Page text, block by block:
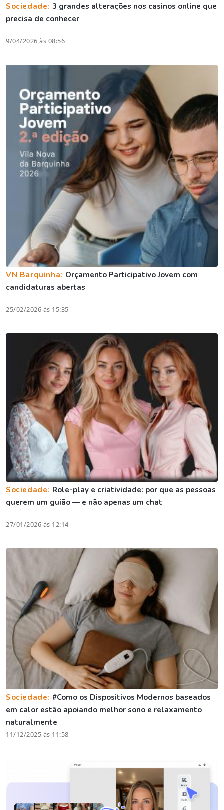
Sociedade: 3 grandes alterações nos casinos online que
precisa de conhecer
9/04/2026 às 08:56
VN Barquinha: Orçamento Participativo Jovem com
candidaturas abertas
25/02/2026 às 15:35
Sociedade: Role-play e criatividade: por que as pessoas
querem um guião — e não apenas um chat
27/01/2026 às 12:14
Sociedade: #Como os Dispositivos Modernos baseados
em calor estão apoiando melhor sono e relaxamento
naturalmente
11/12/2025 às 11:58